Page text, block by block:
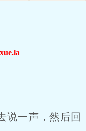
说一声，然后回